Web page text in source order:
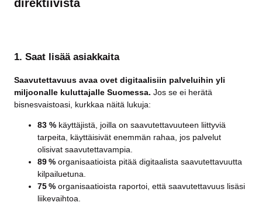
direktiivistä
1. Saat lisää asiakkaita
Saavutettavuus avaa ovet digitaalisiin palveluihin yli
miljoonalle kuluttajalle Suomessa. Jos se ei herätä
bisnesvaistoasi, kurkkaa näitä lukuja:
83 % käyttäjistä, joilla on saavutettavuuteen liittyviä
tarpeita, käyttäisivät enemmän rahaa, jos palvelut
olisivat saavutettavampia.
89 % organisaatioista pitää digitaalista saavutettavuutta
kilpailuetuna.
75 % organisaatioista raportoi, että saavutettavuus lisäsi
liikevaihtoa.